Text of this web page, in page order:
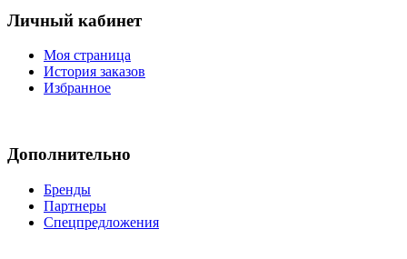
Личный кабинет
Моя страница
История заказов
Избранное
Дополнительно
Бренды
Партнеры
Спецпредложения